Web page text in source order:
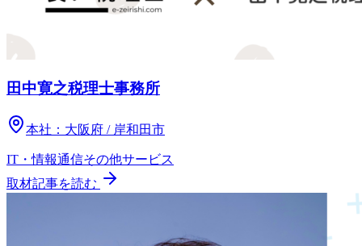
田中寛之税理士事務所
本社： 大阪府 / 岸和田市
IT・情報通信その他サービス
取材記事を読む